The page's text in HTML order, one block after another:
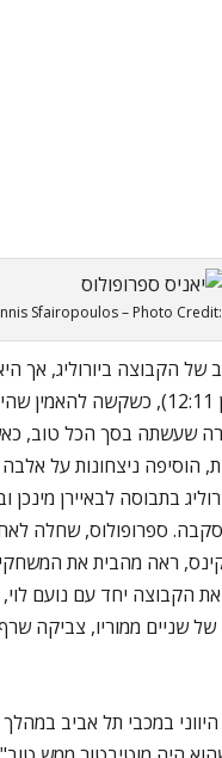
Sfairopoulos – Photo
הקבוצה ביורוליג, אך
למקום בפלייאוף (מקום 12 עם מאזן
שעשתה בסך הכל טוב,
הוסיפה ניצחונות על אלבה
של 52 נקודות ביורוליג בתבוסה
על צסק"א מוסקבה. ספרופולוס,
ראה מהבית את
את הקבוצה יחד עם נועם
ממוריו, צביקה שרף